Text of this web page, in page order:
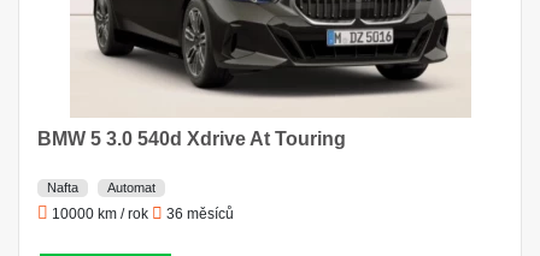
BMW 5 3.0 540d Xdrive At Touring
Nafta Automat
10000 km / rok 36 měsíců